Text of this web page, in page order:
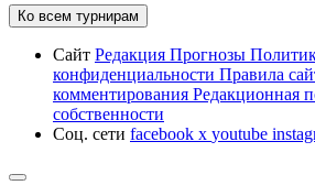
Ко всем турнирам
Сайт Редакция Прогнозы
конфиденциальности Правила
комментирования Редакционная
собственности
Соц. сети facebook x youtube